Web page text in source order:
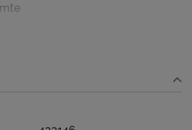
je natuurlijk zo lang mogelijk
Alle schoonmaakinstructies,